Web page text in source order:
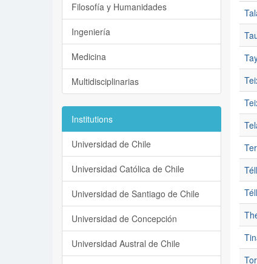
Filosofía y Humanidades
Ingeniería
Medicina
Multidisciplinarias
Institutions
Universidad de Chile
Universidad Católica de Chile
Universidad de Santiago de Chile
Universidad de Concepción
Universidad Austral de Chile